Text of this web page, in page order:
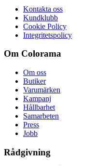
Kontakta oss
Kundklubb
Cookie Policy
Integritetspolicy
Om Colorama
Om oss
Butiker
Varumärken
Kampanj
Hållbarhet
Samarbeten
Press
Jobb
Rådgivning